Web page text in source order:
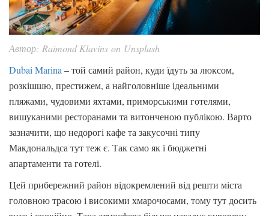
Автор: Raimond Klavins on Unsplash
Dubai Marina – той самий район, куди їдуть за люксом,
розкішшю, престижем, а найголовніше ідеальними
пляжами, чудовими яхтами, приморськими готелями,
вишуканими ресторанами та витонченою публікою. Варто
зазначити, що недорогі кафе та закусочні типу
Макдональдса тут теж є. Так само як і бюджетні
апартаменти та готелі.
Цей прибережний район відокремлений від решти міста
головною трасою і високими хмарочосами, тому тут досить